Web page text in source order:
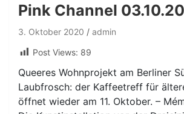
Pink Channel
3. Oktober 2020
admin
Post Views: 89
Queeres Wohnprojekt am Berliner
Laubfrosch: der Kaffeetreff für
öffnet wieder am 11. Oktober. –